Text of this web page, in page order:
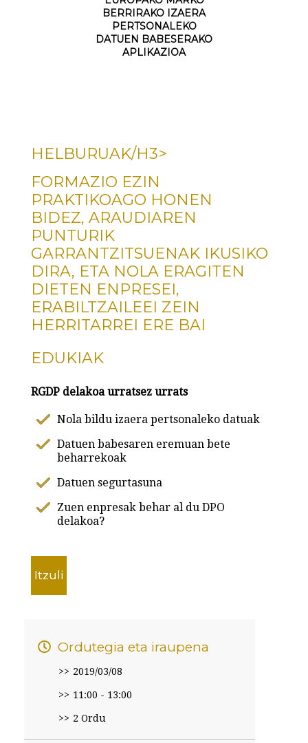
BERRIRAKO IZAERA
PERTSONALEKO
DATUEN BABESERAKO
APLIKAZIOA
HELBURUAK/H3>
FORMAZIO EZIN
PRAKTIKOAGO HONEN
BIDEZ, ARAUDIAREN
PUNTURIK
GARRANTZITSUENAK IKUSIKO
DIRA, ETA NOLA ERAGITEN
DIETEN ENPRESEI,
ERABILTZAILEEI ZEIN
HERRITARREI ERE BAI
EDUKIAK
RGDP delakoa urratsez urrats
Nola bildu izaera pertsonaleko datuak
Datuen babesaren eremuan bete
beharrekoak
Datuen segurtasuna
Zuen enpresak behar al du DPO
delakoa?
Itzuli
Ordutegia eta iraupena
2019/03/08
11:00 - 13:00
2 Ordu